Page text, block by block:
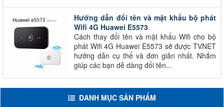
Hướng dẫn đổi tên và mật khẩu bộ phát
Wifi 4G Huawei E5573
Cách thay đổi tên và mật khẩu Wifi cho bộ
phát Wifi 4G Huawei E5573 sẽ được TVNET
hướng dẫn cụ thể và đơn giản nhất. Nhắm
giúp các bạn dễ dàng đổi tên...
DANH MỤC SẢN PHẨM